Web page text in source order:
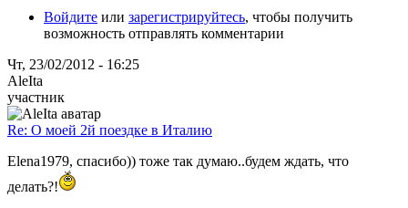
Войдите или зарегистрируйтесь, чтобы получить
возможность отправлять комментарии
Чт, 23/02/2012 - 16:25
AleIta
участник
Re: О моей 2й поездке в Италию
Elena1979, спасибо)) тоже так думаю..будем ждать, что
делать?!